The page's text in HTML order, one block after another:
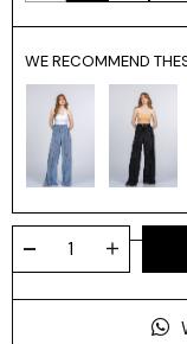
WE RECOMMEND